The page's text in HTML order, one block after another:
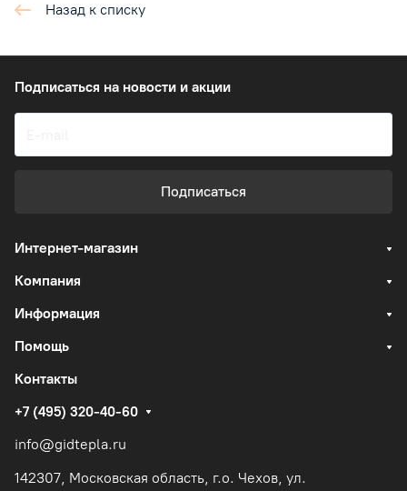
Назад к списку
Подписаться на новости и акции
Подписаться
Интернет-магазин
Компания
Информация
Помощь
Контакты
+7 (495) 320-40-60
info@gidtepla.ru
142307, Московская область, г.о. Чехов, ул.